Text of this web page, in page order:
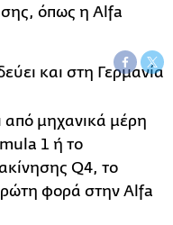
όπως η Alfa
από μηχανικά μέρη
1 ή το
Q4, το
φορά στην Alfa